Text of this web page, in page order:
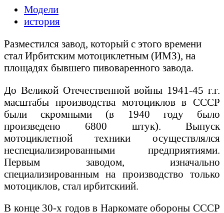
Модели
история
Разместился завод, который с этого времени
стал Ирбитским мотоциклетным (ИМЗ), на
площадях бывшего пивоваренного завода.
До Великой Отечественной войны 1941-45 г.г.
масштабы производства мотоциклов в СССР
были скромными (в 1940 году было
произведено 6800 штук). Выпуск
мотоциклетной техники осуществлялся
неспециализированными предприятиями.
Первым заводом, изначально
специализированным на производство только
мотоциклов, стал ирбитскиий.
В конце 30-х годов в Наркомате обороны СССР